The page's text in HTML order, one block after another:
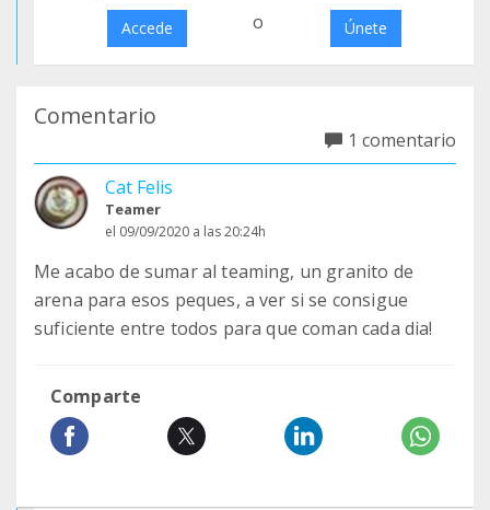
Accede o Únete
Comentario
1 comentario
Cat Felis
Teamer
el 09/09/2020 a las 20:24h
Me acabo de sumar al teaming, un granito de
arena para esos peques, a ver si se consigue
suficiente entre todos para que coman cada dia!
Comparte